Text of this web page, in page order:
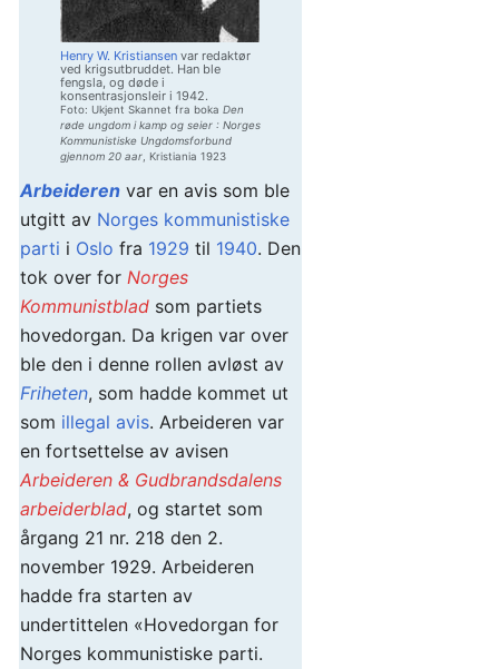
Henry W. Kristiansenvar redaktør
ved krigsutbruddet. Han ble
fengsla, og døde i
konsentrasjonsleir i 1942.
Foto: Ukjent Skannet fra boka Den
røde ungdom i kamp og seier : Norges
Kommunistiske Ungdomsforbund
gjennom 20 aar, Kristiania 1923
Arbeideren var en avis som ble
utgitt av Norges kommunistiske
parti i Oslo fra 1929 til 1940. Den
tok over for Norges
Kommunistblad som partiets
hovedorgan. Da krigen var over
ble den i denne rollen avløst av
Friheten, som hadde kommet ut
som illegal avis. Arbeideren var
en fortsettelse av avisen
Arbeideren & Gudbrandsdalens
arbeiderblad, og startet som
årgang 21 nr. 218 den 2.
november 1929. Arbeideren
hadde fra starten av
undertittelen «Hovedorgan for
Norges kommunistiske parti.